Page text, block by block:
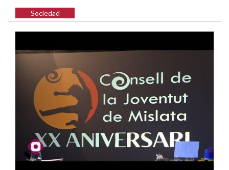
Sociedad